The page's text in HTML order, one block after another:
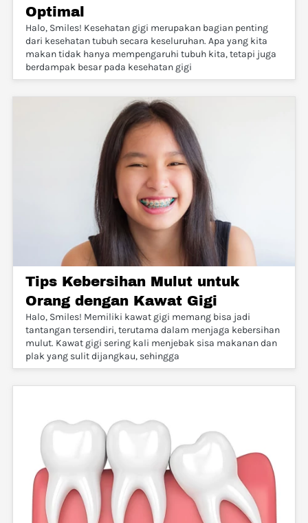
Optimal
Halo, Smiles! Kesehatan gigi merupakan bagian penting
dari kesehatan tubuh secara keseluruhan. Apa yang kita
makan tidak hanya mempengaruhi tubuh kita, tetapi juga
berdampak besar pada kesehatan gigi
Tips Kebersihan Mulut untuk
Orang dengan Kawat Gigi
Halo, Smiles! Memiliki kawat gigi memang bisa jadi
tantangan tersendiri, terutama dalam menjaga kebersihan
mulut. Kawat gigi sering kali menjebak sisa makanan dan
plak yang sulit dijangkau, sehingga